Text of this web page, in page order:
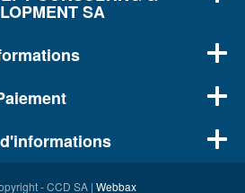
SA
- CCD SA | Webbax